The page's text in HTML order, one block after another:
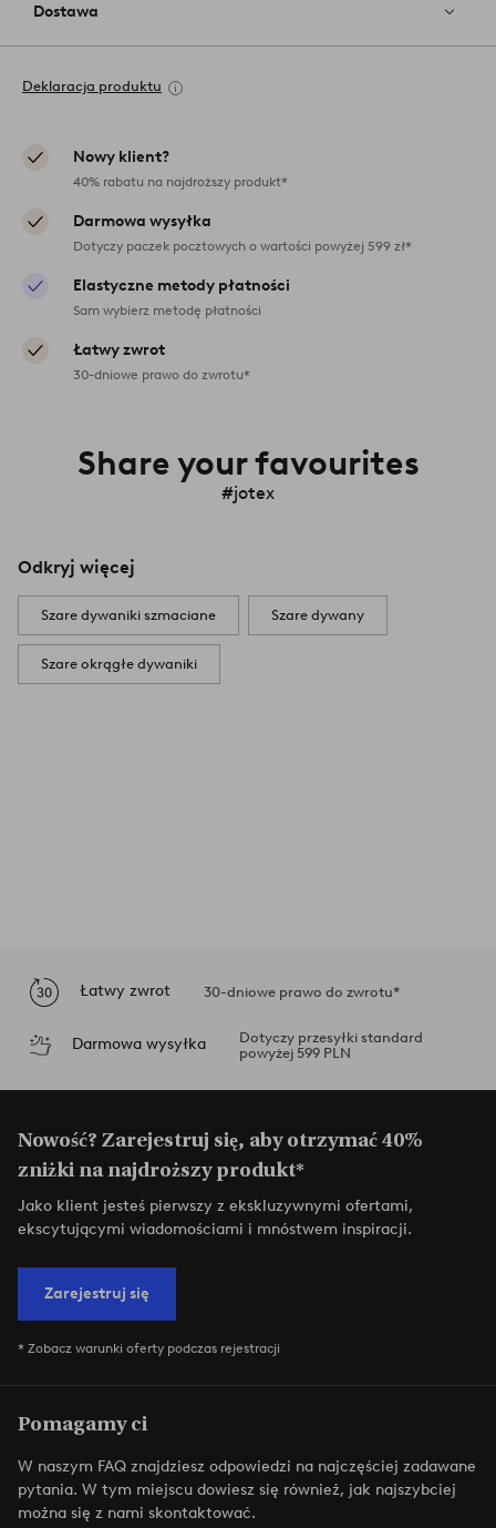
Dostawa
Deklaracja produktu
Nowy klient?
40% rabatu na najdroższy produkt*
Darmowa wysyłka
Dotyczy paczek pocztowych o wartości powyżej 599 zł*
Elastyczne metody płatności
Sam wybierz metodę płatności
Łatwy zwrot
30-dniowe prawo do zwrotu*
Share your favourites
#jotex
Odkryj więcej
Szare dywaniki szmaciane Szare dywany
Szare okrągłe dywaniki
Łatwy zwrot 30-dniowe prawo do zwrotu*
Darmowa wysyłka
Dotyczy przesyłki standard
powyżej 599 PLN
Nowość? Zarejestruj się, aby otrzymać 40%
zniżki na najdroższy produkt*
Jako klient jesteś pierwszy z ekskluzywnymi ofertami,
ekscytującymi wiadomościami i mnóstwem inspiracji.
Zarejestruj się
* Zobacz warunki oferty podczas rejestracji
Pomagamy ci
W naszym FAQ znajdziesz odpowiedzi na najczęściej zadawane
pytania. W tym miejscu dowiesz się również, jak najszybciej
można się z nami skontaktować.